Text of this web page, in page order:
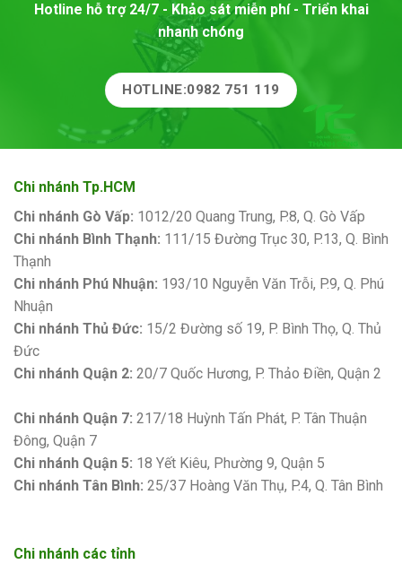
Hotline hỗ trợ 24/7 - Khảo sát miễn phí - Triển khai
nhanh chóng
HOTLINE:0982 751 119
Chi nhánh Tp.HCM
Chi nhánh Gò Vấp: 1012/20 Quang Trung, P.8, Q. Gò Vấp
Chi nhánh Bình Thạnh: 111/15 Đường Trục 30, P.13, Q. Bình
Thạnh
Chi nhánh Phú Nhuận: 193/10 Nguyễn Văn Trỗi, P.9, Q. Phú
Nhuận
Chi nhánh Thủ Đức: 15/2 Đường số 19, P. Bình Thọ, Q. Thủ
Đức
Chi nhánh Quận 2: 20/7 Quốc Hương, P. Thảo Điền, Quận 2
Chi nhánh Quận 7: 217/18 Huỳnh Tấn Phát, P. Tân Thuận
Đông, Quận 7
Chi nhánh Quận 5: 18 Yết Kiêu, Phường 9, Quận 5
Chi nhánh Tân Bình: 25/37 Hoàng Văn Thụ, P.4, Q. Tân Bình
Chi nhánh các tỉnh